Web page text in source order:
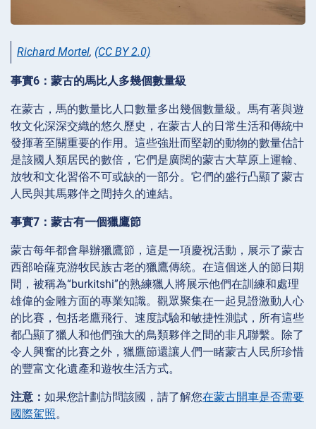
Richard Mortel, (CC BY 2.0)
事實6：蒙古的馬比人多幾個數量級
在蒙古，馬的數量比人口數量多出幾個數量級。馬有著與遊
牧文化深深交織的悠久歷史，在蒙古人的日常生活和傳統中
發揮著至關重要的作用。這些強壯而堅韌的動物的數量估計
是該國人類居民的數倍，它們是廣闊的蒙古大草原上運輸、
放牧和文化習俗不可或缺的一部分。它們的盛行凸顯了蒙古
人民與其馬夥伴之間持久的連結。
事實7：蒙古有一個獵鷹節
蒙古每年都會舉辦獵鷹節，這是一項慶祝活動，展示了蒙古
西部哈薩克游牧民族古老的獵鷹傳統。在這個迷人的節日期
間，被稱為“burkitshi”的熟練獵人將展示他們在訓練和處理
雄偉的金雕方面的專業知識。觀眾聚集在一起見證激動人心
的比賽，包括老鷹飛行、速度試驗和敏捷性測試，所有這些
都凸顯了獵人和他們強大的鳥類夥伴之間的非凡聯繫。除了
令人興奮的比賽之外，獵鷹節還讓人們一睹蒙古人民所珍惜
的豐富文化遺產和遊牧生活方式。
注意： 如果您計劃訪問該國，請了解您在蒙古開車是否需要
國際駕照。